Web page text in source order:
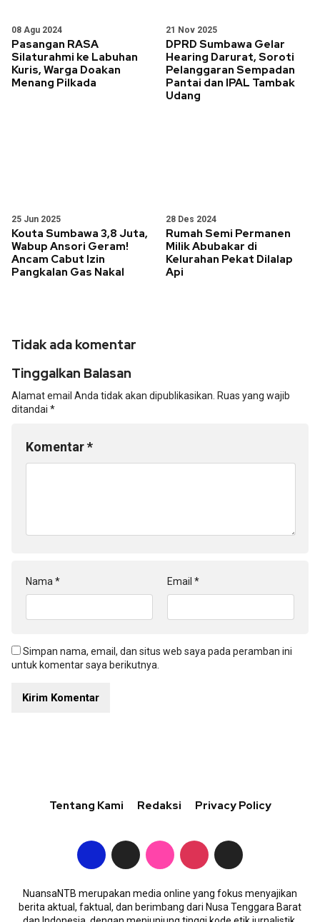
08 Agu 2024
Pasangan RASA
Silaturahmi ke Labuhan
Kuris, Warga Doakan
Menang Pilkada
21 Nov 2025
DPRD Sumbawa Gelar
Hearing Darurat, Soroti
Pelanggaran Sempadan
Pantai dan IPAL Tambak
Udang
25 Jun 2025
Kouta Sumbawa 3,8 Juta,
Wabup Ansori Geram!
Ancam Cabut Izin
Pangkalan Gas Nakal
28 Des 2024
Rumah Semi Permanen
Milik Abubakar di
Kelurahan Pekat Dilalap
Api
Tidak ada komentar
Tinggalkan Balasan
Alamat email Anda tidak akan dipublikasikan. Ruas yang wajib
ditandai *
Komentar*
Nama * Email *
Simpan nama, email, dan situs web saya pada peramban ini
untuk komentar saya berikutnya.
Tentang Kami Redaksi Privacy Policy
NuansaNTB merupakan media online yang fokus menyajikan
berita aktual, faktual, dan berimbang dari Nusa Tenggara Barat